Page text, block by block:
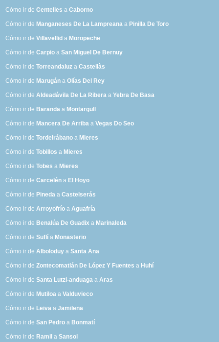
Cómo ir deCentelles aCaborno
Cómo ir de Manganeses De La Lampreana a Pinilla De Toro
Cómo ir deVillavellid a Moropeche
Cómo ir deCarpio aSan Miguel De Bernuy
Cómo ir deTorreandaluz aCastellàs
Cómo ir de Marugán aOlías Del Rey
Cómo ir deAldeadávila De La Ribera aYebra De Basa
Cómo ir de Baranda a Montargull
Cómo ir de Mancera De Arriba aVegas Do Seo
Cómo ir deTordelrábano a Mieres
Cómo ir deTobillos a Mieres
Cómo ir deTobes a Mieres
Cómo ir deCarcelén a El Hoyo
Cómo ir de Pineda aCastelserás
Cómo ir deArroyofrío aAguafría
Cómo ir de Benalúa De Guadix a Marinaleda
Cómo ir deSuflí a Monasterio
Cómo ir deAlboloduy aSanta Ana
Cómo ir deZontecomatlán De López Y Fuentes a Huhí
Cómo ir deSanta Lutzi-anduaga aAras
Cómo ir de Mutiloa aValduvieco
Cómo ir de Leiva aJamilena
Cómo ir deSan Pedro a Bonmatí
Cómo ir de Ramil aSansol